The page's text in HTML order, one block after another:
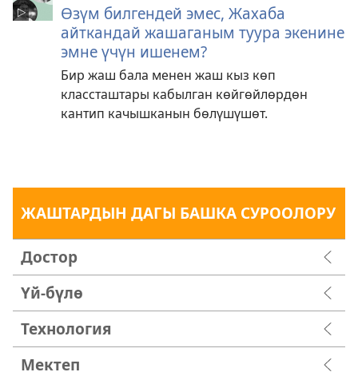
Өзүм билгендей эмес, Жахаба
айткандай жашаганым туура экенине
эмне үчүн ишенем?
Бир жаш бала менен жаш кыз көп
классташтары кабылган көйгөйлөрдөн
кантип качышканын бөлүшүшөт.
ЖАШТАРДЫН ДАГЫ БАШКА СУРООЛОРУ
Достор
Үй-бүлө
Технология
Мектеп